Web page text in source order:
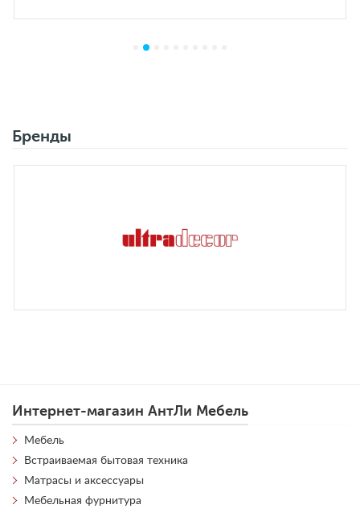
Бренды
Интернет-магазин АнтЛи Мебель
Мебель
Встраиваемая бытовая техника
Матрасы и аксессуары
Мебельная фурнитура